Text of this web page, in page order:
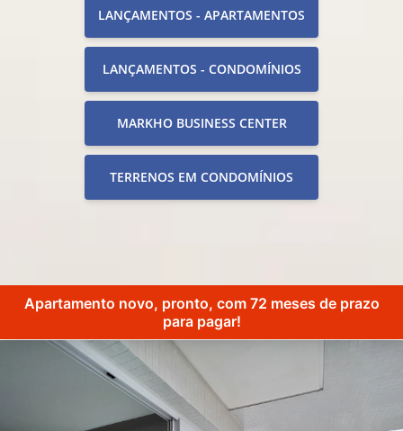
LANÇAMENTOS - APARTAMENTOS
LANÇAMENTOS - CONDOMÍNIOS
MARKHO BUSINESS CENTER
TERRENOS EM CONDOMÍNIOS
Apartamento novo, pronto, com 72 meses de prazo
para pagar!